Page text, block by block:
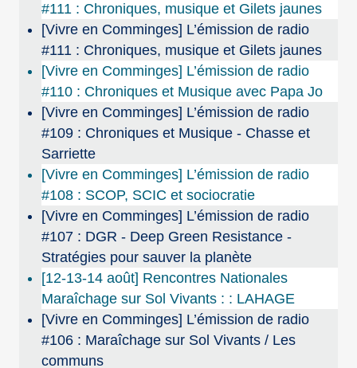
#111 : Chroniques, musique et Gilets jaunes
[Vivre en Comminges] L’émission de radio
#111 : Chroniques, musique et Gilets jaunes
[Vivre en Comminges] L’émission de radio
#110 : Chroniques et Musique avec Papa Jo
[Vivre en Comminges] L’émission de radio
#109 : Chroniques et Musique - Chasse et
Sarriette
[Vivre en Comminges] L’émission de radio
#108 : SCOP, SCIC et sociocratie
[Vivre en Comminges] L’émission de radio
#107 : DGR - Deep Green Resistance -
Stratégies pour sauver la planète
[12-13-14 août] Rencontres Nationales
Maraîchage sur Sol Vivants : : LAHAGE
[Vivre en Comminges] L’émission de radio
#106 : Maraîchage sur Sol Vivants / Les
communs